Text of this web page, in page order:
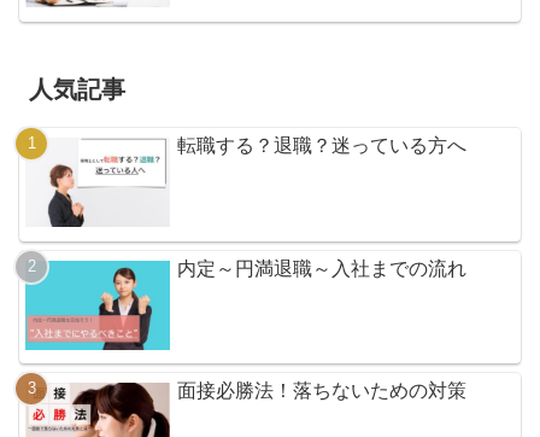
人気記事
転職する？退職？迷っている方へ
内定～円満退職～入社までの流れ
面接必勝法！落ちないための対策